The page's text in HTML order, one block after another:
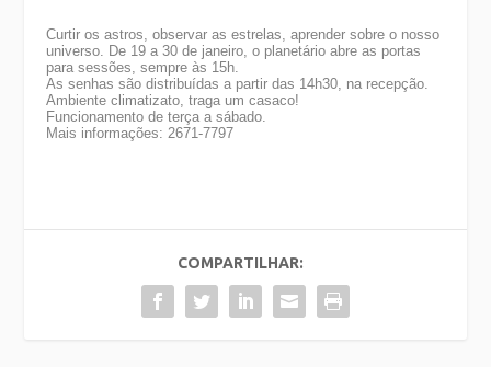
Curtir os astros, observar as estrelas, aprender sobre o nosso
universo. De 19 a 30 de janeiro, o planetário abre as portas
para sessões, sempre às 15h.
As senhas são distribuídas a partir das 14h30, na recepção.
Ambiente climatizato, traga um casaco!
Funcionamento de terça a sábado.
Mais informações: 2671-7797
COMPARTILHAR: